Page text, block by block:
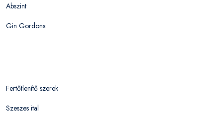
Abszint
Gin Gordons
Fertőtlenítő szerek
Szeszes ital